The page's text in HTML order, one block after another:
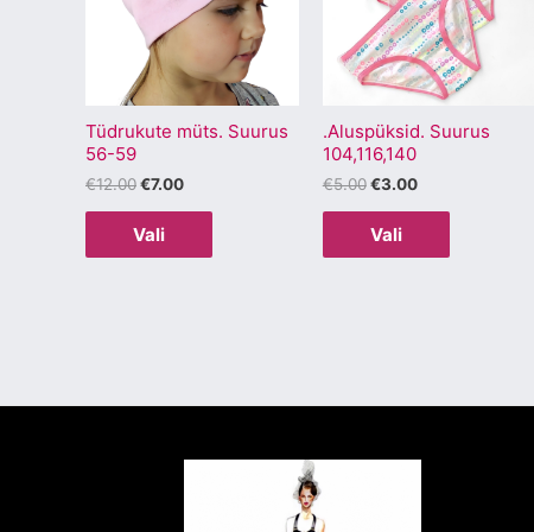
Tüdrukute müts. Suurus
56-59
€12.00€7.00
Vali
varianti.
Valikuid
saab
teha
.Aluspüksid. Suurus
104,116,140
€5.00 €3.00
Vali
varianti.
Valikuid
saab
teha